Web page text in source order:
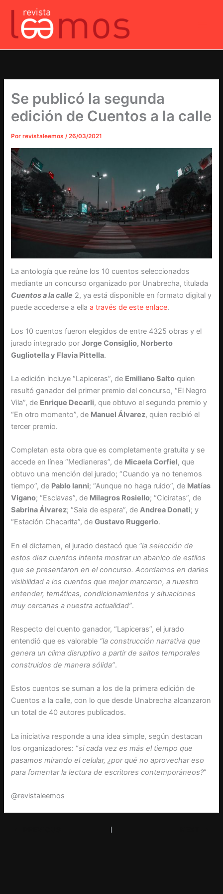
contenido
Se publicó la segunda
edición de Cuentos a la calle
Porrevistaleemos/26/03/2021
La antología que reúne los 10 cuentos seleccionados
mediante un concurso organizado por Unabrecha, titulada
Cuentos a la calle 2, ya está disponible en formato digital y
puede accederse a ella a través de este enlace.
Los 10 cuentos fueron elegidos de entre 4325 obras y el
jurado integrado porJorge Consiglio, Norberto
Gugliotella y Flavia Pittella.
La edición incluye “Lapiceras”, de Emiliano Salto quien
resultó ganador del primer premio del concurso, “El Negro
Vila”, de Enrique Decarli, que obtuvo el segundo premio y
“En otro momento”, de Manuel Álvarez, quien recibió el
tercer premio.
Completan esta obra que es completamente gratuita y se
accede en línea “Medianeras”, de Micaela Corfiel, que
obtuvo una mención del jurado; “Cuando ya no tenemos
tiempo”, de Pablo Ianni; “Aunque no haga ruido”, de Matías
Vigano; “Esclavas”, de Milagros Rosiello; “Ciciratas”, de
Sabrina Álvarez; “Sala de espera”, deAndrea Donati; y
“Estación Chacarita”, deGustavo Ruggerio.
En el dictamen, el jurado destacó que “la selección de
estos diez cuentos intenta mostrar un abanico de estilos
que se presentaron en el concurso. Acordamos en darles
visibilidad a los cuentos que mejor marcaron, a nuestro
entender, temáticas, condicionamientos y situaciones
muy cercanas a nuestra actualidad”.
Respecto del cuento ganador, “Lapiceras”, el jurado
entendió que es valorable “la construcción narrativa que
genera un clima disruptivo a partir de saltos temporales
construidos de manera sólida”.
Estos cuentos se suman a los de la primera edición de
Cuentos a la calle, con lo que desde Unabrecha alcanzaron
un total de 40 autores publicados.
La iniciativa responde a una idea simple, según destacan
los organizadores: “si cada vez es más el tiempo que
pasamos mirando el celular, ¿por qué no aprovechar eso
para fomentar la lectura de escritores contemporáneos?”
@revistaleemos